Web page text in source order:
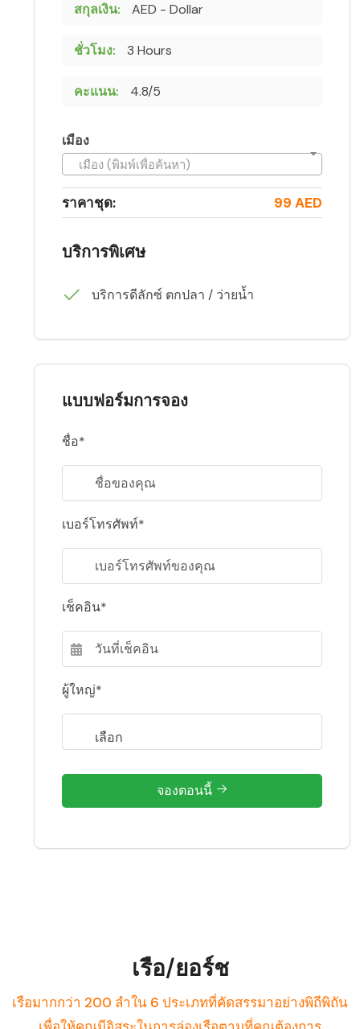
สกุลเงิน: AED - Dollar
ชั่วโมง: 3 Hours
คะแนน: 4.8/5
เมือง
เมือง (พิมพ์เพื่อค้นหา)
ราคาชุด: 99 AED
บริการพิเศษ
บริการดีลักซ์ ตกปลา / ว่ายน้ำ
แบบฟอร์มการจอง
ชื่อ*
เบอร์โทรศัพท์*
เช็คอิน*
ผู้ใหญ่*
จองตอนนี้
เรือ/ยอร์ช
เรือมากกว่า 200 ลำใน 6 ประเภทที่คัดสรรมาอย่างพิถีพิถัน